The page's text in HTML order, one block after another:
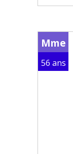
Mme
56 ans